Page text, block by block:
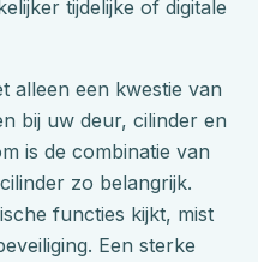
tijdelijke of digitale
alleen een kwestie van
bij uw deur, cilinder en
is de combinatie van
zo belangrijk.
functies kijkt, mist
Een sterke